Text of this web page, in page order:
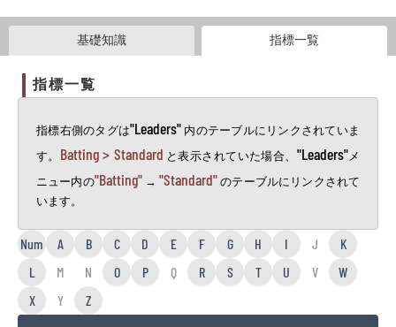
基礎知識 指標一覧
指標一覧
指標右側のタグは"Leaders" 内のテーブルにリンクされていま
す。 Batting > Standard と表示されていた場合、 "Leaders"メ
ニュー内の"Batting"→"Standard"のテーブルにリンクされて
います。
Num A B C D E F G H I J
K
L
M N O P Q R S T U V
W
X
Y Z